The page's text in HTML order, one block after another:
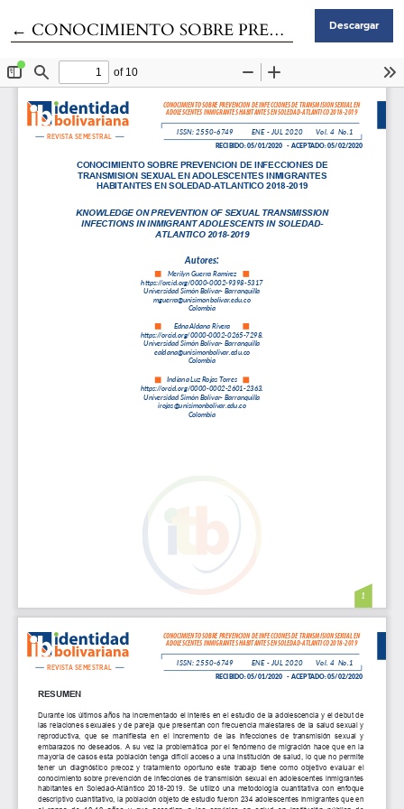
← Volver a los detalles del artículo
CONOCIMIENTO SOBRE PREVENCION DE INFECCIONES DE TRANSMISION SEXUAL EN ADOLESCENTES INMIGRANTES HABITANTES EN SOLEDAD-ATLANTICO 2018-2019 Descargar